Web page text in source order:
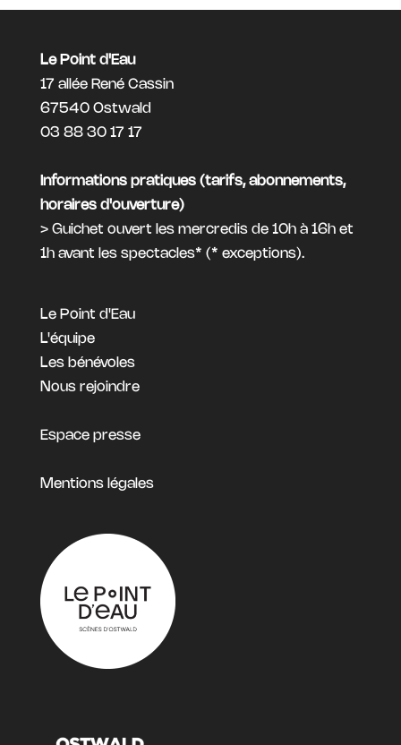
Le Point d'Eau
17 allée René Cassin
67540 Ostwald
03 88 30 17 17
Informations pratiques (tarifs, abonnements,
horaires d'ouverture)
> Guichet ouvert les mercredis de 10h à 16h et
1h avant les spectacles* (* exceptions).
Le Point d'Eau
L'équipe
Les bénévoles
Nous rejoindre
Espace presse
Mentions légales